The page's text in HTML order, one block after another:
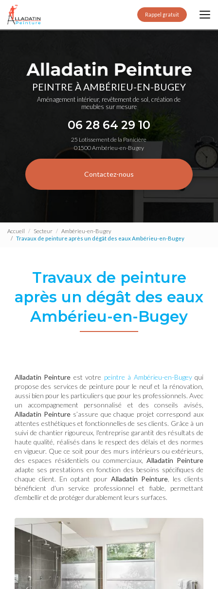
Aller
contenu
principal
Rappel gratuit
PEINTRE À AMBÉRIEU-EN-BUGEY
Aménagement intérieur, revêtement de sol, création de
meubles sur mesure
06 28 64 29 10
25 Lotissement de la Panicière
01500 Ambérieu-en-Bugey
Contactez-nous
Accueil Secteur
Ambérieu-en-Bugey
Travaux de peinture après un dégât des eaux Ambérieu-en-Bugey
Travaux de peinture
après un dégât des eaux
Ambérieu-en-Bugey
Alladatin Peinture est votre peintre à Ambérieu-en-Bugeyqui
propose des services de peinture pour le neuf et la rénovation,
aussi bien pour les particuliers que pour les professionnels. Avec
un accompagnement personnalisé et des conseils avisés,
Alladatin Peintures’assure que chaque projet correspond aux
attentes esthétiques et fonctionnelles de ses clients. Grâce à un
suivi de chantier rigoureux, l'entreprise garantit des résultats de
haute qualité, réalisés dans le respect des délais et des normes
en vigueur. Que ce soit pour des murs intérieurs ou extérieurs,
des espaces résidentiels ou commerciaux, Alladatin Peinture
adapte ses prestations en fonction des besoins spécifiques de
chaque client. En optant pour Alladatin Peinture , les clients
bénéficient d'un service professionnel et fiable, permettant
d’embellir et de protéger durablement leurs surfaces.